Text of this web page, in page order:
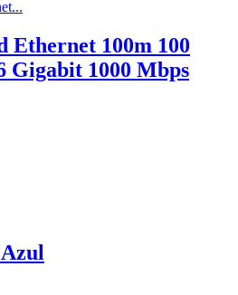
Ethernet 100m 100
Gigabit 1000 Mbps